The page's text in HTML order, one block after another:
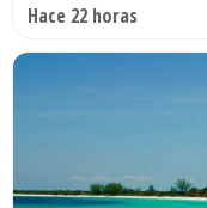
Hace 22 horas